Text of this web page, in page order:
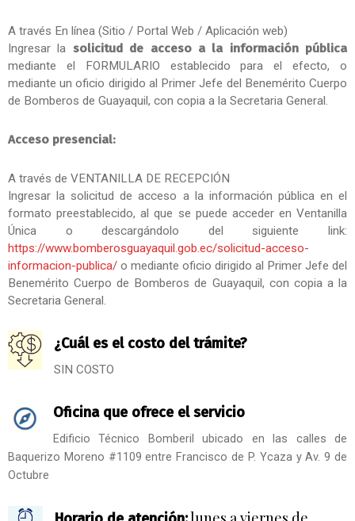
A través En línea (Sitio / Portal Web / Aplicación web)
Ingresar la solicitud de acceso a la información pública
mediante el FORMULARIO establecido para el efecto, o
mediante un oficio dirigido al Primer Jefe del Benemérito Cuerpo
de Bomberos de Guayaquil, con copia a la Secretaria General.
Acceso presencial:
A través de VENTANILLA DE RECEPCIÓN
Ingresar la solicitud de acceso a la información pública en el
formato preestablecido, al que se puede acceder en Ventanilla
Única o descargándolo del siguiente link:
https://www.bomberosguayaquil.gob.ec/solicitud-acceso-
informacion-publica/ o mediante oficio dirigido al Primer Jefe del
Benemérito Cuerpo de Bomberos de Guayaquil, con copia a la
Secretaria General.
¿Cuál es el costo del trámite?
SIN COSTO
Oficina que ofrece el servicio
Edificio Técnico Bomberil ubicado en las calles de
Baquerizo Moreno #1109 entre Francisco de P. Ycaza y Av. 9 de
Octubre